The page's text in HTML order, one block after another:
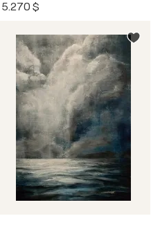
5.270 $